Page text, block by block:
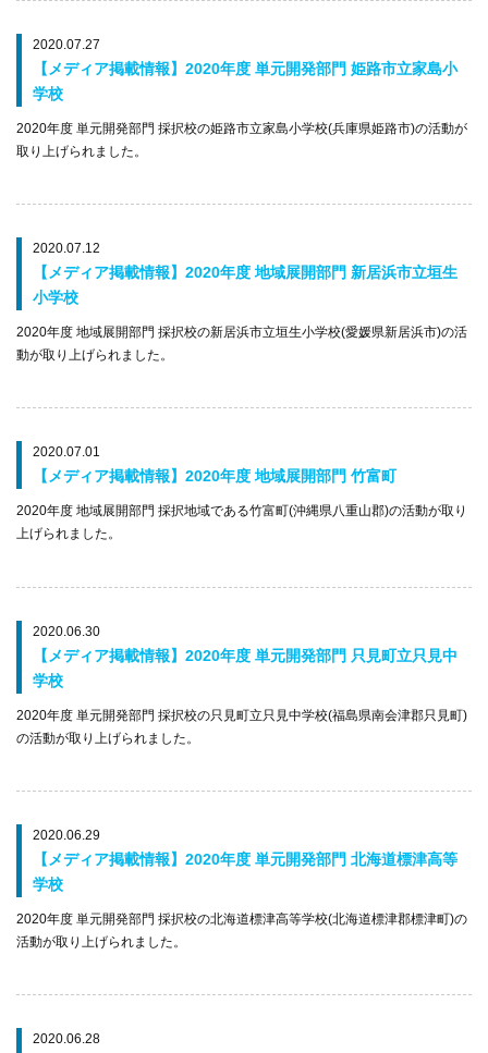
2020.07.27
【メディア掲載情報】2020年度 単元開発部門 姫路市立家島小
学校
2020年度 単元開発部門 採択校の姫路市立家島小学校(兵庫県姫路市)の活動が
取り上げられました。
2020.07.12
【メディア掲載情報】2020年度 地域展開部門 新居浜市立垣生
小学校
2020年度 地域展開部門 採択校の新居浜市立垣生小学校(愛媛県新居浜市)の活
動が取り上げられました。
2020.07.01
【メディア掲載情報】2020年度 地域展開部門 竹富町
2020年度 地域展開部門 採択地域である竹富町(沖縄県八重山郡)の活動が取り
上げられました。
2020.06.30
【メディア掲載情報】2020年度 単元開発部門 只見町立只見中
学校
2020年度 単元開発部門 採択校の只見町立只見中学校(福島県南会津郡只見町)
の活動が取り上げられました。
2020.06.29
【メディア掲載情報】2020年度 単元開発部門 北海道標津高等
学校
2020年度 単元開発部門 採択校の北海道標津高等学校(北海道標津郡標津町)の
活動が取り上げられました。
2020.06.28